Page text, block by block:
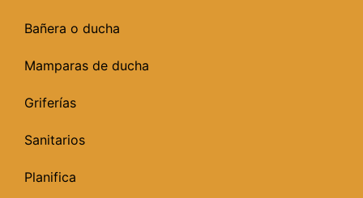
Bañera o ducha
Mamparas de ducha
Griferías
Sanitarios
Planifica